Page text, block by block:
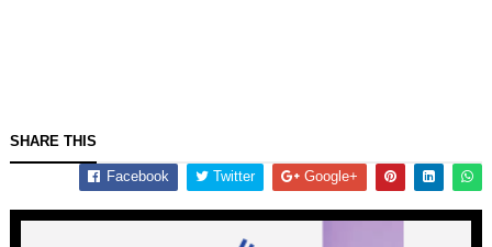
SHARE THIS
Facebook Twitter Google+